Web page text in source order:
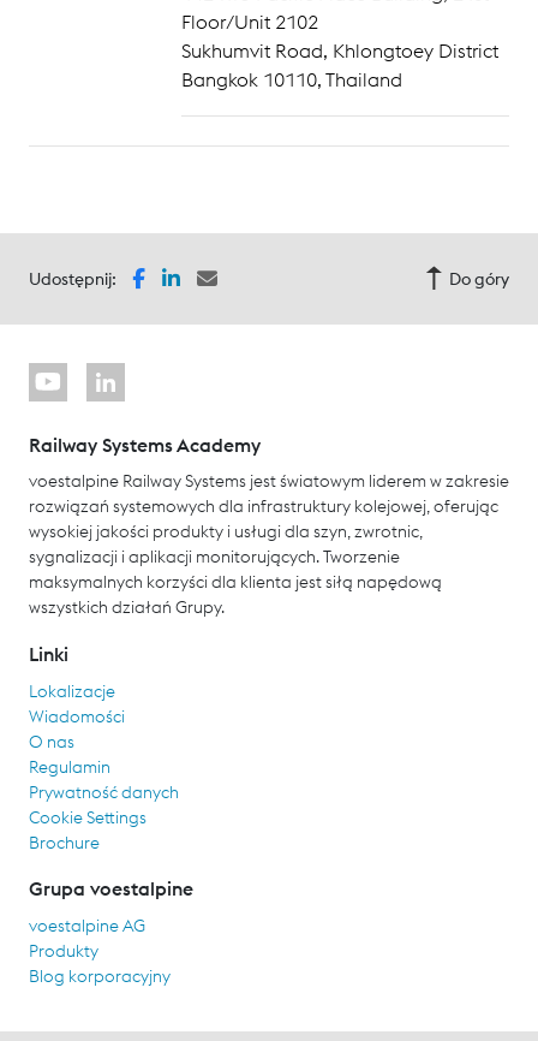
Floor/Unit 2102
Sukhumvit Road, Khlongtoey District
Bangkok 10110, Thailand
Udostępnij: Do góry
Railway Systems Academy
voestalpine Railway Systems jest światowym liderem w zakresie
rozwiązań systemowych dla infrastruktury kolejowej, oferując
wysokiej jakości produkty i usługi dla szyn, zwrotnic,
sygnalizacji i aplikacji monitorujących. Tworzenie
maksymalnych korzyści dla klienta jest siłą napędową
wszystkich działań Grupy.
Linki
Lokalizacje
Wiadomości
O nas
Regulamin
Prywatność danych
Cookie Settings
Brochure
Grupa voestalpine
voestalpine AG
Produkty
Blog korporacyjny